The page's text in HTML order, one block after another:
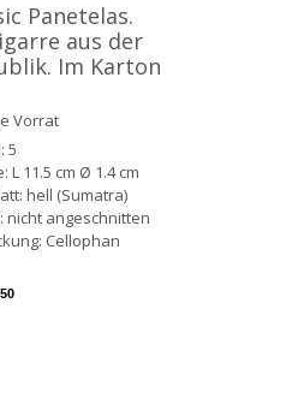
Panetelas.
aus der
Im Karton
Vorrat
5
L 11.5 cm Ø 1.4 cm
hell (Sumatra)
nicht angeschnitten
Cellophan